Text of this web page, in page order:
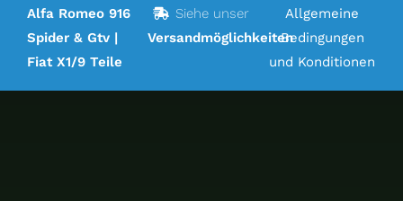
Webshop
Alfa Romeo 916
Spider & Gtv |
Fiat X1/9 Teile
Siehe unser
Versandmöglichkeiten
Allgemeine
Bedingungen
und Konditionen